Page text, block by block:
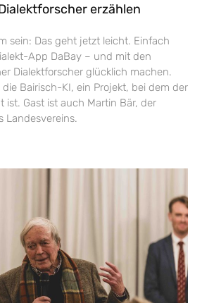
erzählen
sein: Das geht jetzt leicht. Einfach
App DaBay – und mit den
Dialektforscher glücklich machen.
Bairisch-KI, ein Projekt, bei dem der
ist. Gast ist auch Martin Bär, der
Landesvereins.